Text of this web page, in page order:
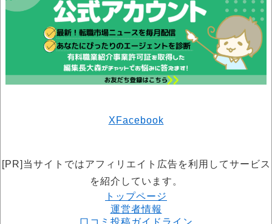
X Facebook
[PR]当サイトではアフィリエイト広告を利用してサービス
を紹介しています。
トップページ
運営者情報
口コミ投稿ガイドライン